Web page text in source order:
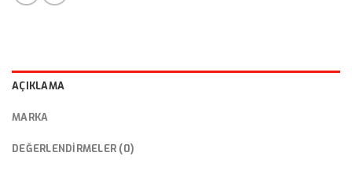
AÇIKLAMA
MARKA
DEĞERLENDIRMELER (0)